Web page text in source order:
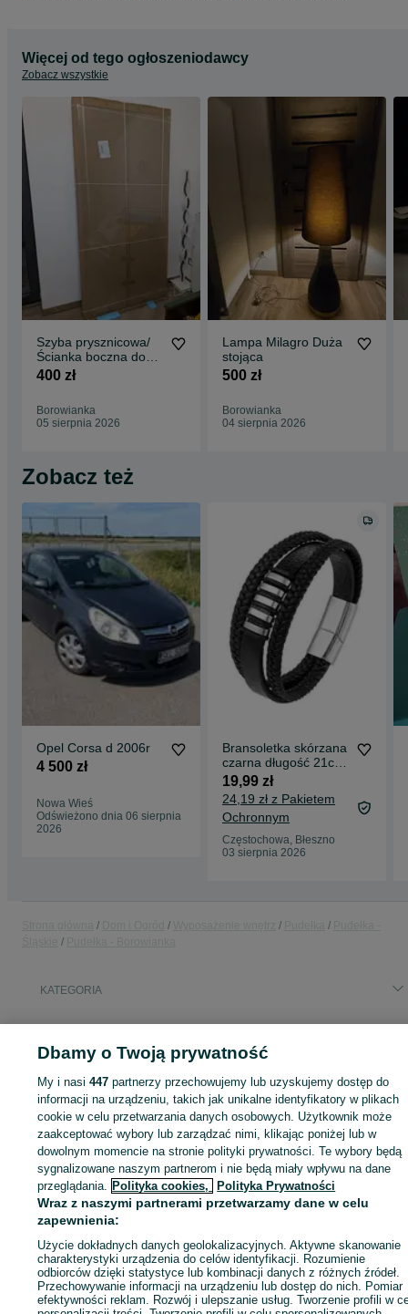
Więcej od tego ogłoszeniodawcy
Zobacz wszystkie
Szyba prysznicowa/
Ścianka boczna do
kabiny prysznicowej
400 zł
Borowianka
05 sierpnia 2026
Lampa Milagro Duża
stojąca
500 zł
Borowianka
04 sierpnia 2026
Zobacz też
Opel Corsa d 2006r
4 500 zł
Nowa Wieś
Odświeżono dnia 06 sierpnia
2026
Bransoletka skórzana
czarna długość 21cm
dla kobiet mężczyzna
modna
19,99 zł
24,19 zł z Pakietem
Ochronnym
Częstochowa, Błeszno
03 sierpnia 2026
KATEGORIA
Zaloguj się lub załóż konto na OLX, aby skontaktować się z
sprzedającym
Zaloguj się / Załóż konto
Zadzwoń / SMS Wyślij wiadomość
Dbamy o Twoją prywatność
My i nasi447 partnerzy przechowujemy lub uzyskujemy dostęp do
informacji na urządzeniu, takich jak unikalne identyfikatory w plikach
cookie w celu przetwarzania danych osobowych. Użytkownik może
zaakceptować wybory lub zarządzać nimi, klikając poniżej lub w
dowolnym momencie na stronie polityki prywatności. Te wybory będą
sygnalizowane naszym partnerom i nie będą miały wpływu na dane
przeglądania. Polityka cookies, Polityka Prywatności
Wraz z naszymi partnerami przetwarzamy dane w celu
zapewnienia:
Użycie dokładnych danych geolokalizacyjnych. Aktywne skanowanie
charakterystyki urządzenia do celów identyfikacji. Rozumienie
odbiorców dzięki statystyce lub kombinacji danych z różnych źródeł.
Przechowywanie informacji na urządzeniu lub dostęp do nich. Pomiar
efektywności reklam. Rozwój i ulepszanie usług. Tworzenie profili w